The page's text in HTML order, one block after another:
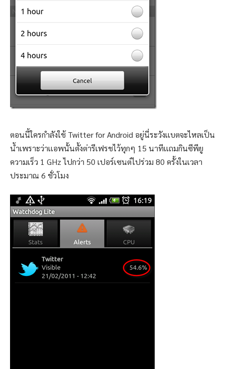
ตอนนี้ใครกำลังใช้ Twitter for Android อยู่นี่ระวังเเบตจะไหลเป็น
น้ำเพราะว่าเเอพนั้นตั้งต่ารีเฟรชไว้ทุกๆ 15 นาทีเเถมกินซีพียู
ความเร็ว 1 GHz ไปกว่า 50 เปอร์เซนต์ไปร่วม 80 ครั้งในเวลา
ประมาณ 6 ชั่วโมง